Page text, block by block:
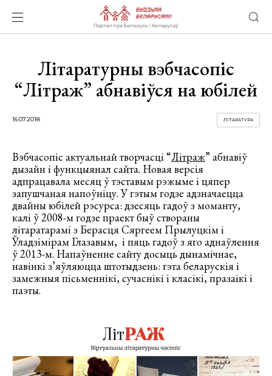
Літаратурны вэбчасопіс
“Літраж” абнавіўся на юбілей
16.07.2018 ЛІТАРАТУРА
Вэбчасопіс актуальнай творчасці “Літраж” абнавіў
дызайн і функцыянал сайта. Новая версія
адпрацавала месяц ў тэставым рэжыме і цяпер
запушчаная напоўніцу. У гэтым годзе адзначаецца
двайны юбілей рэсурса: дзесяць гадоў з моманту,
калі ў 2008-м годзе праект быў створаны
літаратарамі з Берасця Сяргеем Прылуцкім і
Ўладзімірам Глазавым, і пяць гадоў з яго аднаўлення
ў 2013-м. Напаўненне сайту досыць дынамічнае,
навінкі з’яўляюцца штотыдзень: гэта беларускія і
замежныя пісьменнікі, сучаснікі і класікі, празаікі і
паэты.